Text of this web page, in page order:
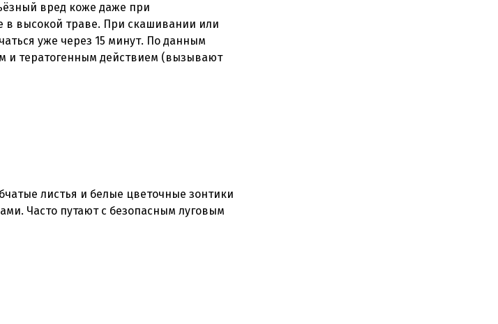
вред коже даже при
в высокой траве. При скашивании или
уже через 15 минут. По данным
и тератогенным действием (вызывают
листья и белые цветочные зонтики
Часто путают с безопасным луговым